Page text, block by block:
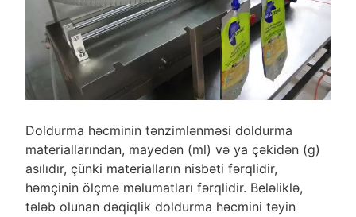
Doldurma həcminin tənzimlənməsi doldurma
materiallarından, mayedən (ml) və ya çəkidən (g)
asılıdır, çünki materialların nisbəti fərqlidir,
həmçinin ölçmə məlumatları fərqlidir. Beləliklə,
tələb olunan dəqiqlik doldurma həcmini təyin